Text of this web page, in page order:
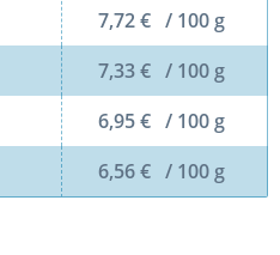
7,72 € / 100 g
7,33 € / 100 g
6,95 € / 100 g
6,56 € / 100 g